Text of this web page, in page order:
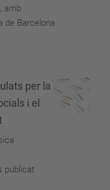
amb
de Barcelona
per la
i el
publicat